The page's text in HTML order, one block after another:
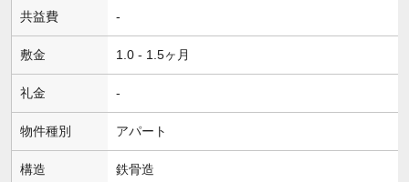
共益費 -
敷金 1.0 - 1.5ヶ月
礼金 -
物件種別 アパート
構造 鉄骨造